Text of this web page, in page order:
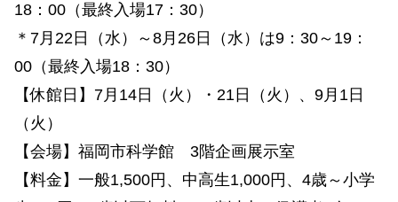
18：00（最終入場17：30）
＊7月22日（水）～8月26日（水）は9：30～19：
00（最終入場18：30）
【休館日】7月14日（火）・21日（火）、9月1日
（火）
【会場】福岡市科学館 3階企画展示室
【料金】一般1,500円、中高生1,000円、4歳～小学